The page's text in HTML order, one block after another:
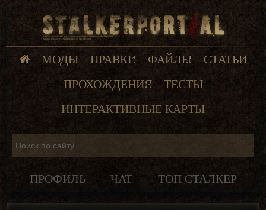
МОДЫ ПРАВКИ ФАЙЛЫ
СТАТЬИ
ПРОХОЖДЕНИЯ
ТЕСТЫ
ИНТЕРАКТИВНЫЕ КАРТЫ
ПРОФИЛЬ ЧАТ ТОП СТАЛКЕР